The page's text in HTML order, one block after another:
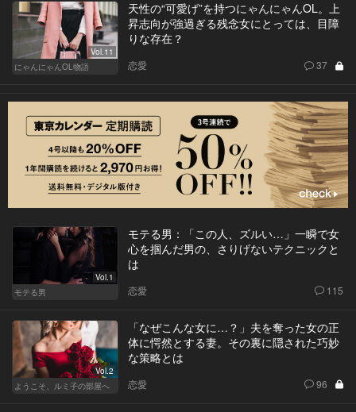
Vol.11
にゃんにゃんOL物語
天性の“可愛げ”を持つにゃんにゃんOL。上
昇志向が強過ぎる残念女にとっては、目障
りな存在？
恋愛 37
Vol.1
モテる男
モテる男：「この人、ズルい…」一瞬で女
心を掴んだ男の、さりげないテクニックと
は
恋愛 115
Vol.2
ようこそ、ルミ子の部屋へ
「なぜこんな女に…？」夫を奪った女の正
体に愕然とする妻。その裏に隠された巧妙
な策略とは
恋愛 96